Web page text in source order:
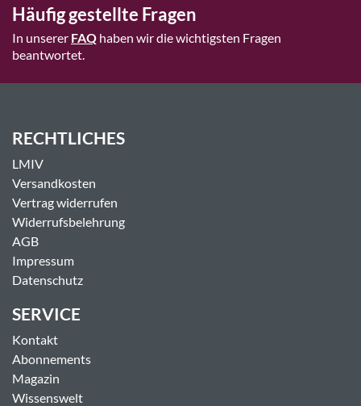
Häufig gestellte Fragen
In unserer FAQ haben wir die wichtigsten Fragen
beantwortet.
RECHTLICHES
LMIV
Versandkosten
Vertrag widerrufen
Widerrufsbelehrung
AGB
Impressum
Datenschutz
SERVICE
Kontakt
Abonnements
Magazin
Wissenswelt